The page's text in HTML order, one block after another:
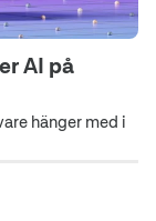
AI på
hänger med i